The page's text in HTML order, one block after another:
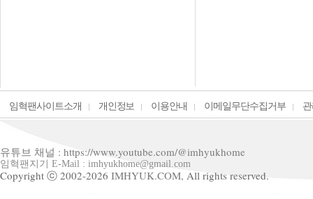
임혁팬사이트소개 개인정보 이용안내 이메일무단수집거부
유튜브 채널 : https://www.youtube.com/@imhyukhome
임혁팬지기 E-Mail : imhyukhome@gmail.com
Copyright ⓒ 2002-2026 IMHYUK.COM, All rights reserved.